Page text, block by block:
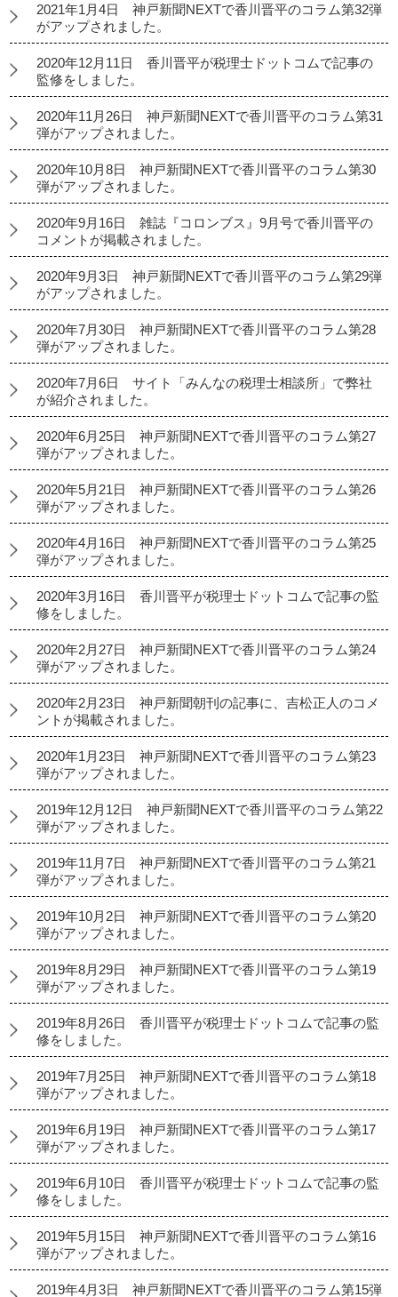
2021年1月4日 神戸新聞NEXTで香川晋平のコラム第32弾
がアップされました。
2020年12月11日 香川晋平が税理士ドットコムで記事の
監修をしました。
2020年11月26日 神戸新聞NEXTで香川晋平のコラム第31
弾がアップされました。
2020年10月8日 神戸新聞NEXTで香川晋平のコラム第30
弾がアップされました。
2020年9月16日 雑誌『コロンブス』9月号で香川晋平の
コメントが掲載されました。
2020年9月3日 神戸新聞NEXTで香川晋平のコラム第29弾
がアップされました。
2020年7月30日 神戸新聞NEXTで香川晋平のコラム第28
弾がアップされました。
2020年7月6日 サイト「みんなの税理士相談所」で弊社
が紹介されました。
2020年6月25日 神戸新聞NEXTで香川晋平のコラム第27
弾がアップされました。
2020年5月21日 神戸新聞NEXTで香川晋平のコラム第26
弾がアップされました。
2020年4月16日 神戸新聞NEXTで香川晋平のコラム第25
弾がアップされました。
2020年3月16日 香川晋平が税理士ドットコムで記事の監
修をしました。
2020年2月27日 神戸新聞NEXTで香川晋平のコラム第24
弾がアップされました。
2020年2月23日 神戸新聞朝刊の記事に、吉松正人のコメ
ントが掲載されました。
2020年1月23日 神戸新聞NEXTで香川晋平のコラム第23
弾がアップされました。
2019年12月12日 神戸新聞NEXTで香川晋平のコラム第22
弾がアップされました。
2019年11月7日 神戸新聞NEXTで香川晋平のコラム第21
弾がアップされました。
2019年10月2日 神戸新聞NEXTで香川晋平のコラム第20
弾がアップされました。
2019年8月29日 神戸新聞NEXTで香川晋平のコラム第19
弾がアップされました。
2019年8月26日 香川晋平が税理士ドットコムで記事の監
修をしました。
2019年7月25日 神戸新聞NEXTで香川晋平のコラム第18
弾がアップされました。
2019年6月19日 神戸新聞NEXTで香川晋平のコラム第17
弾がアップされました。
2019年6月10日 香川晋平が税理士ドットコムで記事の監
修をしました。
2019年5月15日 神戸新聞NEXTで香川晋平のコラム第16
弾がアップされました。
2019年4月3日 神戸新聞NEXTで香川晋平のコラム第15弾